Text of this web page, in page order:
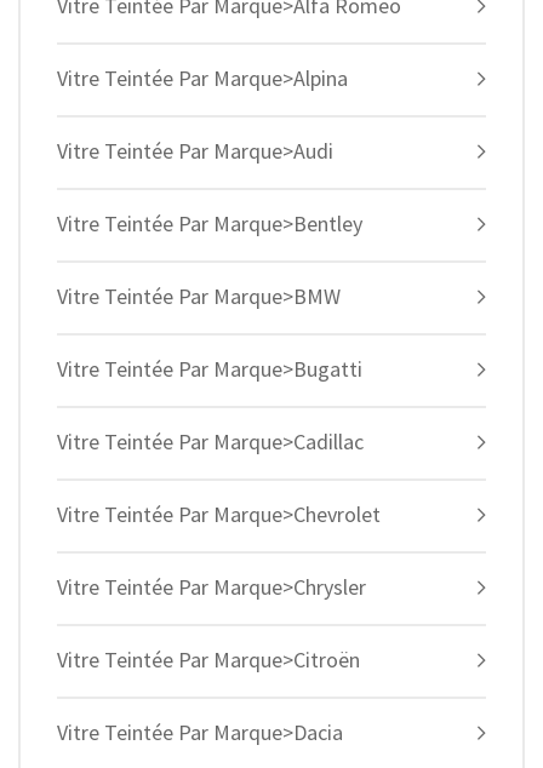
Vitre Teintée Par Marque>Alpina
Vitre Teintée Par Marque>Audi
Vitre Teintée Par Marque>Bentley
Vitre Teintée Par Marque>BMW
Vitre Teintée Par Marque>Bugatti
Vitre Teintée Par Marque>Cadillac
Vitre Teintée Par Marque>Chevrolet
Vitre Teintée Par Marque>Chrysler
Vitre Teintée Par Marque>Citroën
Vitre Teintée Par Marque>Dacia